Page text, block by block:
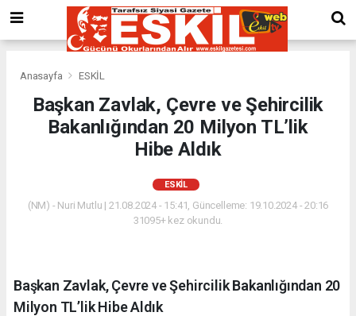
Anasayfa ESKİL
Başkan Zavlak, Çevre ve Şehircilik
Bakanlığından 20 Milyon TL’lik
Hibe Aldık
ESKİL
(NM) - Nuri Mutlu | 21.08.2024 - 15:41, Güncelleme: 19.10.2024 - 20:16
31095+ kez okundu.
Başkan Zavlak, Çevre ve Şehircilik Bakanlığından 20
Milyon TL’lik Hibe Aldık